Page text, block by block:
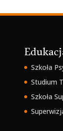
Szkoła
Studium
Szkoła